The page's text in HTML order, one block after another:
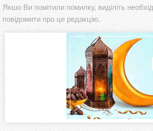
Якшо Ви помітили помилку, виділіть
повідомити про це редакцію.